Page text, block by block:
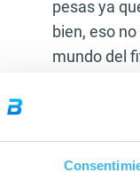
pesas ya
bien, eso
mundo del
A que
brazos